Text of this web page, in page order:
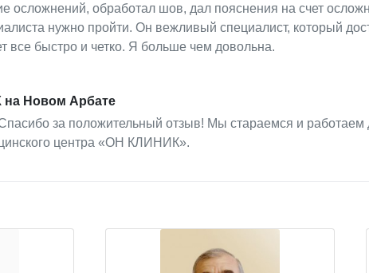
осложнений, обработал шов, дал пояснения на счет
нужно пройти. Он вежливый специалист, который
все быстро и четко. Я больше чем довольна.
Новом Арбате
за положительный отзыв! Мы стараемся и
центра «ОН КЛИНИК».